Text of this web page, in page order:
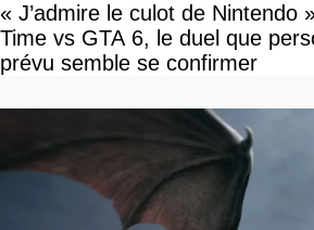
« J’admire le culot de Nintendo
Time vs GTA 6, le duel que
prévu semble se confirmer